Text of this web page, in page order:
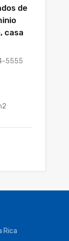
de
casa
5555
Rica